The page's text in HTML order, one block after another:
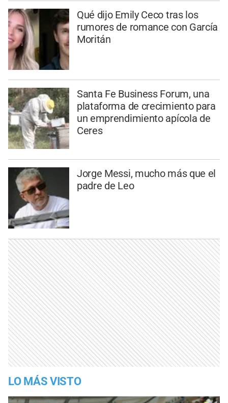
Qué dijo Emily Ceco tras los
rumores de romance con García
Moritán
Santa Fe Business Forum, una
plataforma de crecimiento para
un emprendimiento apícola de
Ceres
Jorge Messi, mucho más que el
padre de Leo
LO MÁS VISTO